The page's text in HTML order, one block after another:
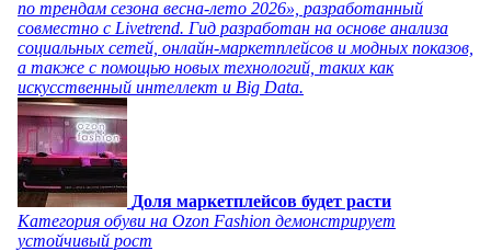
по трендам сезона весна-лето 2026», разработанный
совместно с Livetrend. Гид разработан на основе анализа
социальных сетей, онлайн-маркетплейсов и модных показов,
а также с помощью новых технологий, таких как
искусственный интеллект и Big Data.
Доля маркетплейсов будет расти
Категория обуви на Ozon Fashion демонстрирует
устойчивый рост